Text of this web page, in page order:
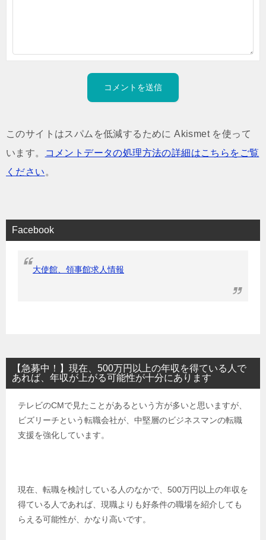
このサイトはスパムを低減するために Akismet を使って
います。
コメントデータの処理方法の詳細はこちらをご覧
ください 。
Facebook
大使館、領事館求人情報
【急募中！】現在、500万円以上の年収を得ている人で
あれば、年収が上がる可能性が十分にあります
テレビのCMで見たことがあるという方が多いと思いますが、
ビズリーチという転職会社が、中堅層のビジネスマンの転職
支援を強化しています。
現在、転職を検討している人のなかで、500万円以上の年収を
得ている人であれば、現職よりも好条件の職場を紹介しても
らえる可能性が、かなり高いです。